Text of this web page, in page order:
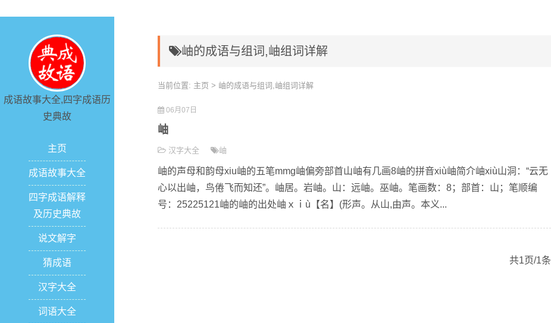
成语故事大全,四字成语历
史典故
主页
成语故事大全
四字成语解释
及历史典故
说文解字
猜成语
汉字大全
词语大全
岫的成语与组词,岫组词详解
当前位置: 主页 > 岫的成语与组词,岫组词详解
06月07日
岫
汉字大全 岫
岫的声母和韵母xiu岫的五笔mmg岫偏旁部首山岫有几画8岫的拼音xiù岫简介岫xiù山洞：“云无
心以出岫，鸟倦飞而知还”。岫居。岩岫。山：远岫。巫岫。笔画数：8；部首：山；笔顺编
号：25225121岫的岫的出处岫ｘｉù【名】(形声。从山,由声。本义...
共1页/1条